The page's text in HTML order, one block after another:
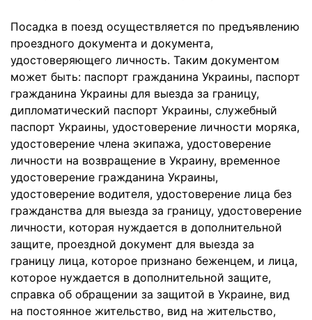
Посадка в поезд осуществляется по предъявлению
проездного документа и документа,
удостоверяющего личность. Таким документом
может быть: паспорт гражданина Украины, паспорт
гражданина Украины для выезда за границу,
дипломатический паспорт Украины, служебный
паспорт Украины, удостоверение личности моряка,
удостоверение члена экипажа, удостоверение
личности на возвращение в Украину, временное
удостоверение гражданина Украины,
удостоверение водителя, удостоверение лица без
гражданства для выезда за границу, удостоверение
личности, которая нуждается в дополнительной
защите, проездной документ для выезда за
границу лица, которое признано беженцем, и лица,
которое нуждается в дополнительной защите,
справка об обращении за защитой в Украине, вид
на постоянное жительство, вид на жительство,